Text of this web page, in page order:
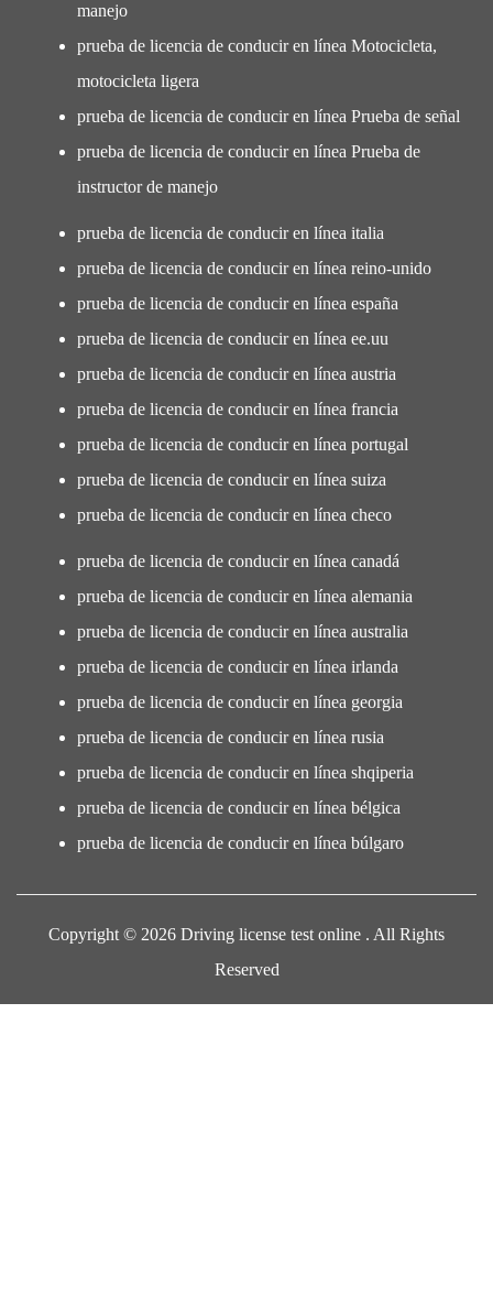
manejo
prueba de licencia de conducir en línea Motocicleta,
motocicleta ligera
prueba de licencia de conducir en línea Prueba de señal
prueba de licencia de conducir en línea Prueba de
instructor de manejo
prueba de licencia de conducir en línea italia
prueba de licencia de conducir en línea reino-unido
prueba de licencia de conducir en línea españa
prueba de licencia de conducir en línea ee.uu
prueba de licencia de conducir en línea austria
prueba de licencia de conducir en línea francia
prueba de licencia de conducir en línea portugal
prueba de licencia de conducir en línea suiza
prueba de licencia de conducir en línea checo
prueba de licencia de conducir en línea canadá
prueba de licencia de conducir en línea alemania
prueba de licencia de conducir en línea australia
prueba de licencia de conducir en línea irlanda
prueba de licencia de conducir en línea georgia
prueba de licencia de conducir en línea rusia
prueba de licencia de conducir en línea shqiperia
prueba de licencia de conducir en línea bélgica
prueba de licencia de conducir en línea búlgaro
Copyright © 2026 Driving license test online . All Rights
Reserved